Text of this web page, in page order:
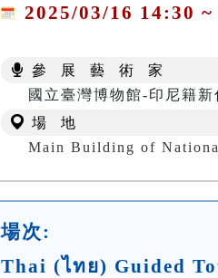
2025/03/16 14:30
參 展 藝 術 家
國立臺灣博物館-印尼籍新
場 地
Main Building of
場次:
Thai (ไทย) Guided